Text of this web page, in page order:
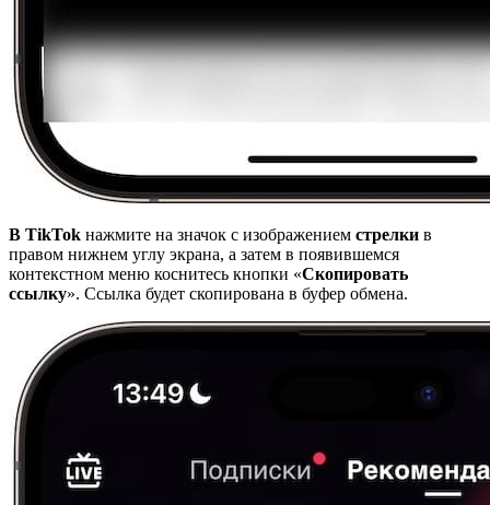
В TikTok нажмите на значок с изображением стрелки в
правом нижнем углу экрана, а затем в появившемся
контекстном меню коснитесь кнопки «Скопировать
ссылку». Ссылка будет скопирована в буфер обмена.